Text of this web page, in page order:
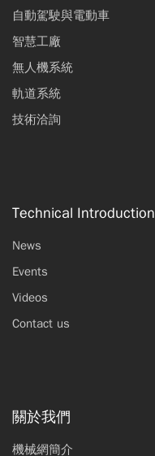
自動駕駛與電動車
智慧工廠
無人機系統
軌道系統
技術洽詢
Technical Introduction
News
Events
Videos
Contact us
關於我們
機械網簡介